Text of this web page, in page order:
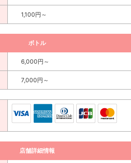
1,100円～
ボトル
6,000円～
7,000円～
店舗詳細情報